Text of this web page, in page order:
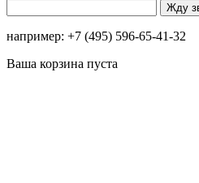
например: +7 (495) 596-65-41-32
Ваша корзина пуста